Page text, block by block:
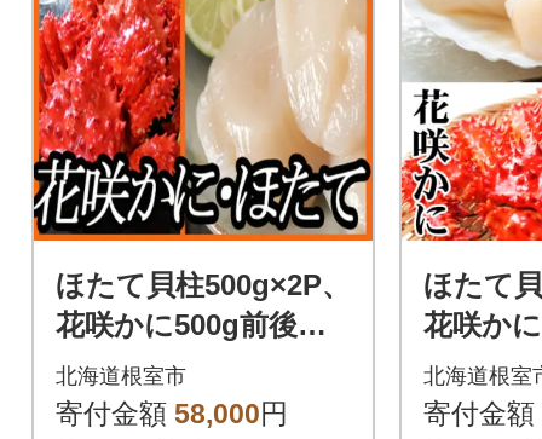
ほたて貝柱500g×2P、
花咲かに500g前後～6
50g前後×5尾 D-70029
北海道根室市
寄付金額 58,000円
ほたて
花咲か
50g前後
北海道根室
寄付金額